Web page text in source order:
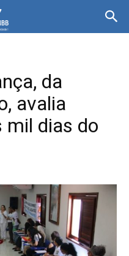
da
avalia
mil dias do